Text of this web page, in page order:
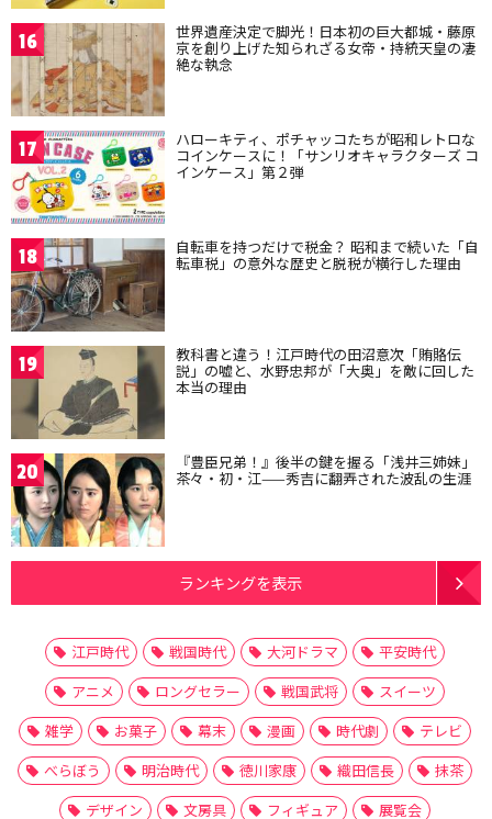
16 世界遺産決定で脚光！日本初の巨大都城・藤原
京を創り上げた知られざる女帝・持統天皇の凄
絶な執念
17 ハローキティ、ポチャッコたちが昭和レトロな
コインケースに！「サンリオキャラクターズ コ
インケース」第２弾
18 自転車を持つだけで税金？ 昭和まで続いた「自
転車税」の意外な歴史と脱税が横行した理由
19 教科書と違う！江戸時代の田沼意次「賄賂伝
説」の嘘と、水野忠邦が「大奥」を敵に回した
本当の理由
20 『豊臣兄弟！』後半の鍵を握る「浅井三姉妹」
茶々・初・江——秀吉に翻弄された波乱の生涯
ランキングを表示
江戸時代 戦国時代 大河ドラマ
平安時代
アニメ
ロングセラー 戦国武将
スイーツ
雑学
お菓子 幕末 漫画 時代劇
テレビ
べらぼう
明治時代 徳川家康 織田信長
抹茶
デザイン
文房具 フィギュア
展覧会